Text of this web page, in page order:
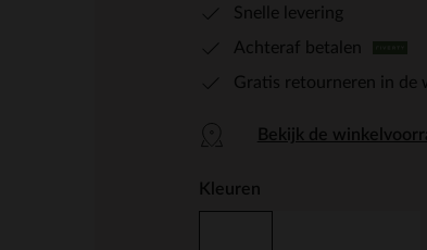
Snelle levering
Achteraf betalen
Gratis retourneren in de
Bekijk de
Kleuren